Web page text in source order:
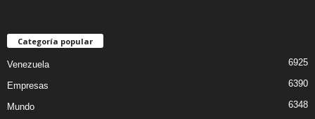
Categoría popular
Venezuela 6925
Empresas 6390
Mundo 6348